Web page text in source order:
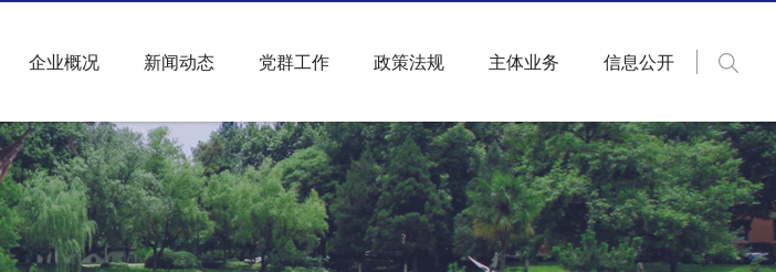
企业概况 新闻动态 党群工作 政策法规 主体业务 信息公开